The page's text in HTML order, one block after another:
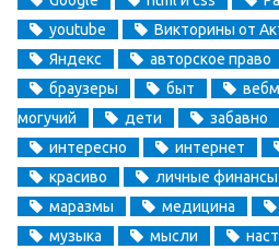
youtube
Викторины от
Яндекс
авторское право
браузеры
быт
могучий
дети забавно
интересно
интернет
красиво
личные финансы
маразмы
медицина
музыка
мысли